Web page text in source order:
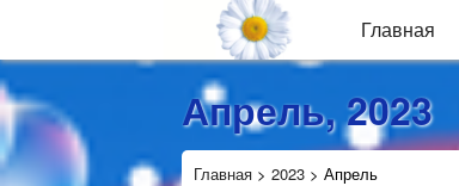
Главная
Апрель, 2023
Главная > 2023 > Апрель